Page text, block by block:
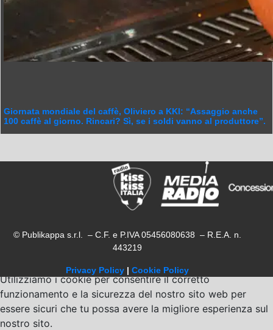
Giornata mondiale del caffè, Oliviero a KKI: “Assaggio anche
100 caffè al giorno. Rincari? Sì, se i soldi vanno al produttore”.
© Publikappa s.r.l. – C.F. e P.IVA 05456080638 – R.E.A. n.
443219
Privacy Policy | Cookie Policy
Utilizziamo i cookie per consentire il corretto
funzionamento e la sicurezza del nostro sito web per
essere sicuri che tu possa avere la migliore esperienza sul
nostro sito.